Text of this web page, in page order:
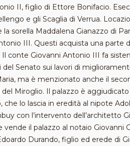
II, figlio di Ettore Bonifacio.
e gli Scaglia di Verrua.
sorella Maddalena Gianazzo di
III. Questi acquista una parte
conte Giovanni Antonio III fa
Senato sui lavori di
ma è menzionato anche il
Miroglio. Il palazzo è aggiudicato
lo lascia in eredità al nipote
con l’intervento dell’architetto
il palazzo al notaio Giovanni
Durando, figlio ed erede di